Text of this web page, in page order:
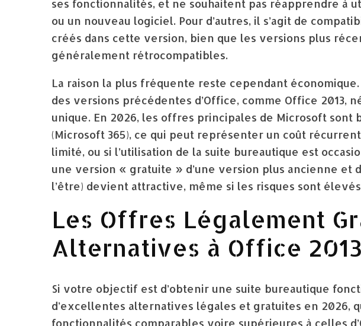
ses fonctionnalités, et ne souhaitent pas réapprendre à
ou un nouveau logiciel. Pour d’autres, il s’agit de
créés dans cette version, bien que les versions plus
généralement rétrocompatibles.
La raison la plus fréquente reste cependant
des versions précédentes d’Office, comme Office 2013,
unique. En 2026, les offres principales de Microsoft sont
(Microsoft 365), ce qui peut représenter un coût
limité, ou si l’utilisation de la suite bureautique est
une version « gratuite » d’une version plus ancienne et
l’être) devient attractive, même si les risques sont
Les Offres Légalement
Alternatives à Office 2013
Si votre objectif est d’obtenir une suite bureautique
d’excellentes alternatives légales et gratuites en 2026,
fonctionnalités comparables voire supérieures à celles